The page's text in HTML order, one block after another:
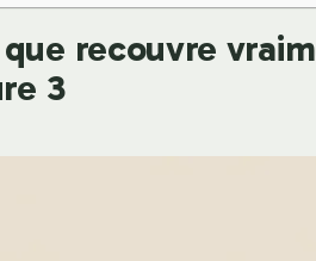
recouvre
3